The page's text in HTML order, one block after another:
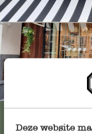
Deze website
Immer in